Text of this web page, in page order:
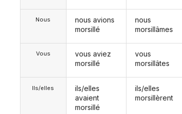
Nous
Vous
Ils/elles
nous avions
morsillé
vous aviez
morsillé
ils/elles
avaient
morsillé
nous
morsillâmes
vous
morsillâtes
ils/elles
morsillèrent